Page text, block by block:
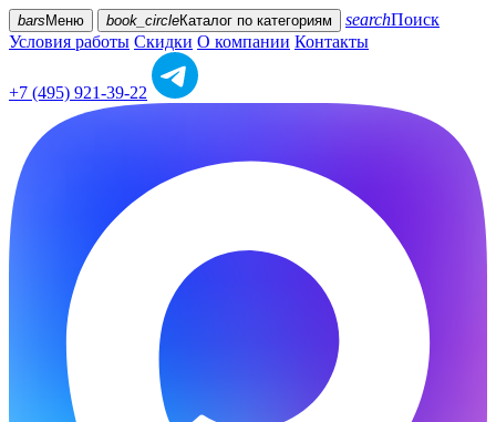
bars Меню book_circleКаталог по категориям searchПоиск
Условия работы Скидки О компании Контакты
+7 (495) 921-39-22